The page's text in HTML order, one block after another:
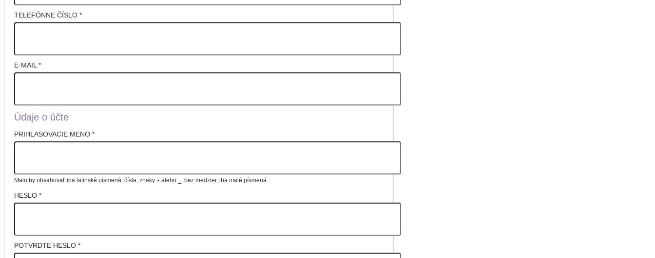
TELEFÓNNE ČÍSLO *
E-MAIL *
Údaje o účte
PRIHLASOVACIE MENO *
Malo by obsahovať iba latinské písmená, čísla, znaky - alebo , bez medzier, iba malé písmená
HESLO *
POTVRDTE HESLO *